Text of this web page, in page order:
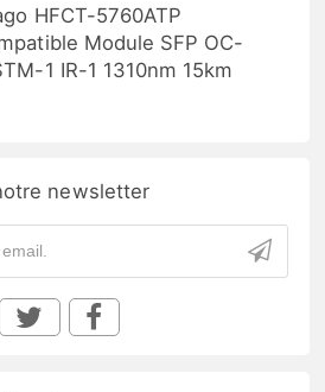
HFCT-5760ATP
Module SFP OC-
1 IR-1 1310nm 15km
newsletter